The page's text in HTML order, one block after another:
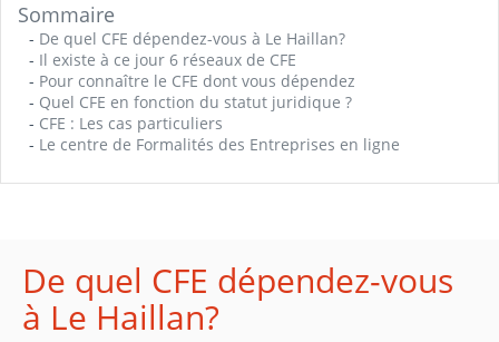
Sommaire
- De quel CFE dépendez-vous à Le Haillan?
- Il existe à ce jour 6 réseaux de CFE
- Pour connaître le CFE dont vous dépendez
- Quel CFE en fonction du statut juridique ?
- CFE : Les cas particuliers
- Le centre de Formalités des Entreprises en ligne
De quel CFE dépendez-vous
à Le Haillan?